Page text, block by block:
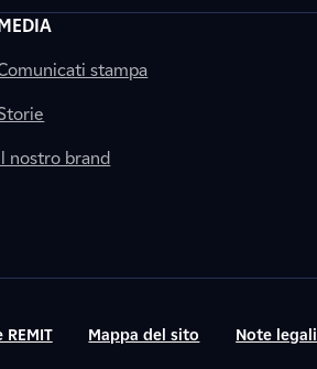
stampa
nostro brand
Mappa del sito Note legali